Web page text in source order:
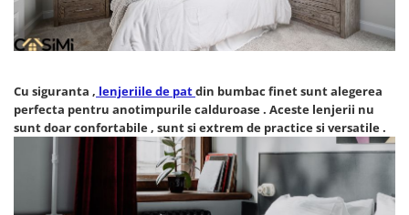
Cearceaf cu elastic
Cearceaf normal
Lenjerii De Pat Creponate
Lenjerii De Pat Bumbac Poplin 2
Persoane
Lenjerii De Pat Bumbac Poplin,
Matlasate, 2 Persoane
Lenjerii De Pat Bumbac Satinat 2
Cu siguranta , lenjeriile de patdin bumbac finet sunt alegerea
perfecta pentru anotimpurile calduroase . Aceste lenjerii nu
sunt doar confortabile , sunt si extrem de practice si versatile .